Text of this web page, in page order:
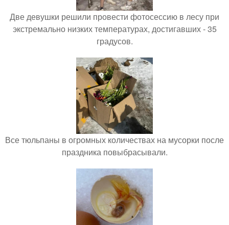
Две девушки решили провести фотосессию в лесу при
экстремально низких температурах, достигавших - 35
градусов.
Все тюльпаны в огромных количествах на мусорки после
праздника повыбрасывали.